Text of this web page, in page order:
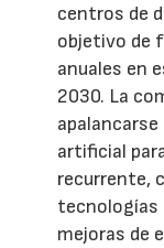
centros de
objetivo de
anuales en
2030. La
artificial
recurrente,
tecnologías
mejoras de